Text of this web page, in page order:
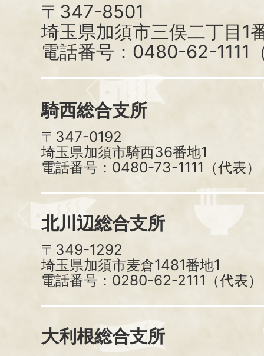
〒347-8501
埼玉県加須市三俣二丁目1
電話番号：0480-62-1111
騎西総合支所
〒347-0192
埼玉県加須市騎西36番地1
電話番号：0480-73-1111（代表）
北川辺総合支所
〒349-1292
埼玉県加須市麦倉1481番地1
電話番号：0280-62-2111（代表）
大利根総合支所